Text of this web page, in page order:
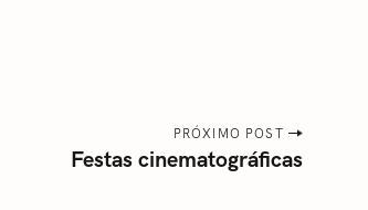
PRÓXIMO POST
Festas cinematográficas